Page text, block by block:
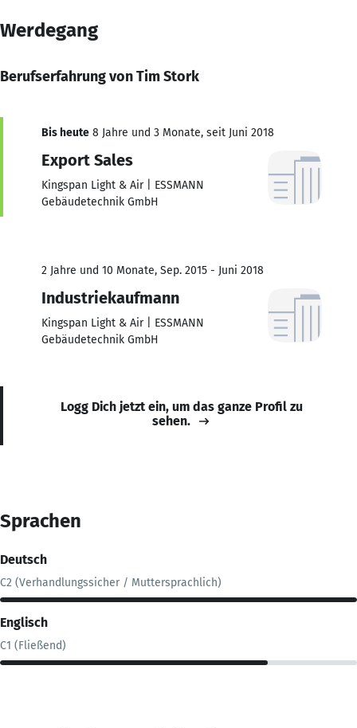
Werdegang
Berufserfahrung von Tim Stork
Bis heute 8 Jahre und 3 Monate, seit Juni 2018
Export Sales
Kingspan Light & Air | ESSMANN
Gebäudetechnik GmbH
2 Jahre und 10 Monate, Sep. 2015 - Juni 2018
Industriekaufmann
Kingspan Light & Air | ESSMANN
Gebäudetechnik GmbH
Logg Dich jetzt ein, um das ganze Profil zu
sehen.
Sprachen
Deutsch
C2 (Verhandlungssicher / Muttersprachlich)
Englisch
C1 (Fließend)